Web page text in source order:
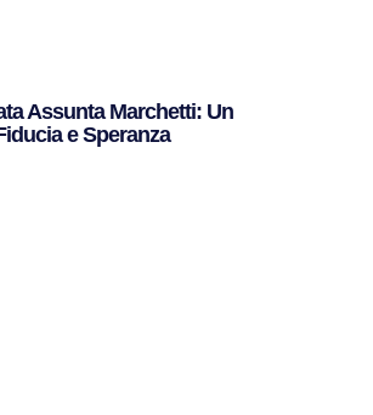
Assunta Marchetti: Un
e Speranza